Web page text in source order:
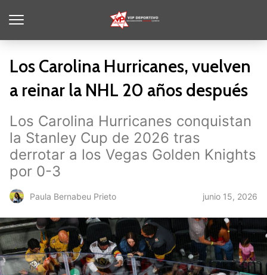
Los Carolina Hurricanes, vuelven
a reinar la NHL 20 años después
Los Carolina Hurricanes conquistan
la Stanley Cup de 2026 tras
derrotar a los Vegas Golden Knights
por 0-3
Paula Bernabeu Prieto junio 15, 2026